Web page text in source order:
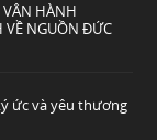
HÀNH
NGUỒN ĐỨC
ức và yêu thương